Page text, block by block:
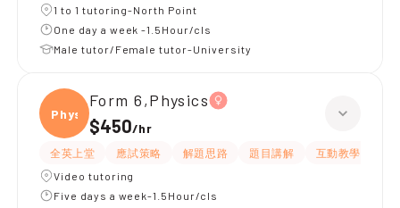
1 to 1 tutoring-North Point
One day a week -1.5Hour/cls
Male tutor/Female tutor-University
Physi
Form 6,Physics
$450/hr
全英上堂 應試策略 解題思路 題目講解 互動教學
Video tutoring
Five days a week-1.5Hour/cls